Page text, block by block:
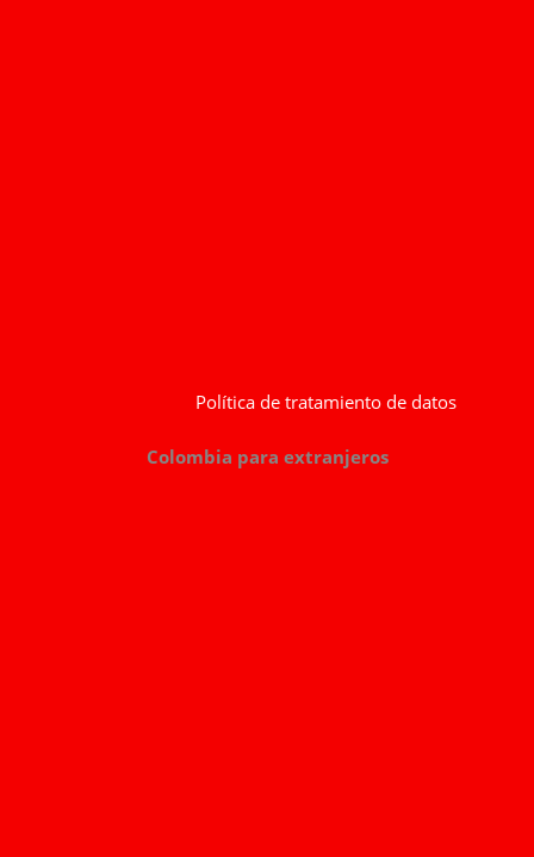
Política de tratamiento de datos
Colombia para extranjeros